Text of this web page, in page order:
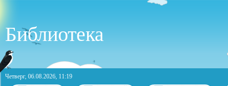
Библиотека
Четверг, 06.08.2026, 11:19